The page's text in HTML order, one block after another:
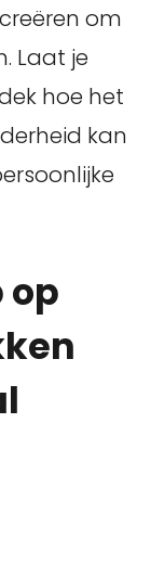
om
Laat je
hoe het
kan
op